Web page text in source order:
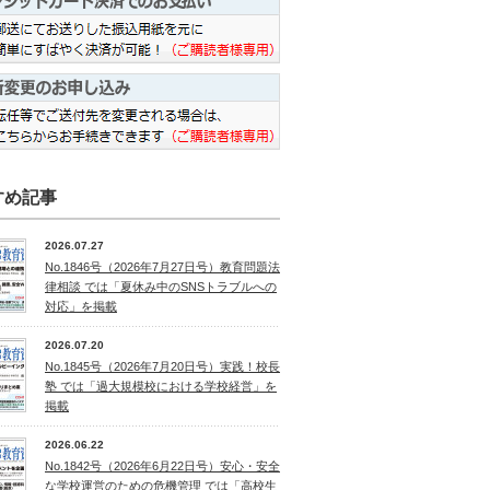
め記事
2026.07.27
No.1846号（2026年7月27日号）教育問題法
律相談 では「夏休み中のSNSトラブルへの
対応」を掲載
2026.07.20
No.1845号（2026年7月20日号）実践！校長
塾 では「過大規模校における学校経営」を
掲載
2026.06.22
No.1842号（2026年6月22日号）安心・安全
な学校運営のための危機管理 では「高校生